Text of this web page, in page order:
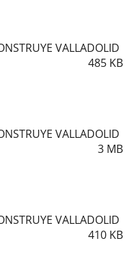
VALLADOLID
485 KB
VALLADOLID
3 MB
VALLADOLID
410 KB